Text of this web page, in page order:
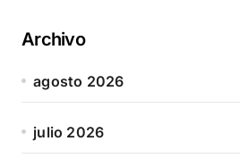
Archivo
agosto 2026
julio 2026